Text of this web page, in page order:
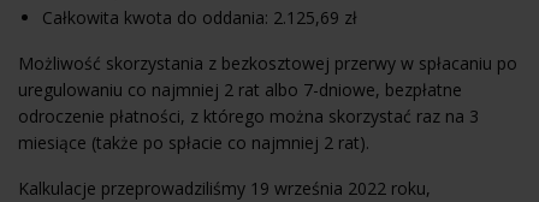
Całkowita kwota do oddania: 2.125,69 zł
Możliwość skorzystania z bezkosztowej przerwy w spłacaniu po
uregulowaniu co najmniej 2 rat albo 7-dniowe, bezpłatne
odroczenie płatności, z którego można skorzystać raz na 3
miesiące (także po spłacie co najmniej 2 rat).
Kalkulacje przeprowadziliśmy 19 września 2022 roku,